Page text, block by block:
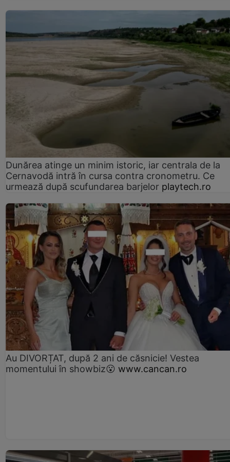
Dunărea atinge un minim istoric, iar centrala de la
Cernavodă intră în cursa contra cronometru. Ce
urmează după scufundarea barjelor playtech.ro
Au DIVORȚAT, după 2 ani de căsnicie! Vestea
momentului în showbiz😮 www.cancan.ro